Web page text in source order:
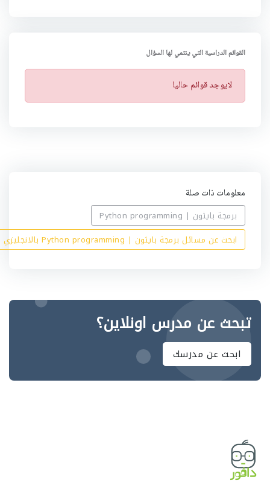
القوائم الدراسية التي ينتمي لها السؤال
ت
ن
لايوجد قوائم حاليا
معلومات ذات صلة
برمجة بايثون | Python programming
ابحث عن مسائل برمجة بايثون | Python programming بالانجليزي
تبحث عن مدرس اونلاين؟
ابحث عن مدرسك